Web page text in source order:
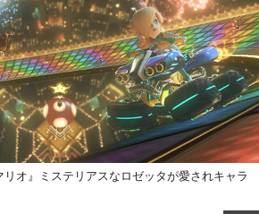
オ』ミステリアスなロゼッタが愛されキャラ